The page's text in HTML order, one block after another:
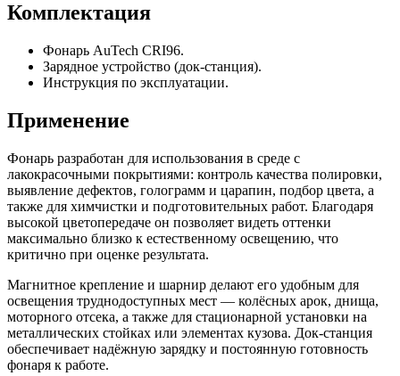
Комплектация
Фонарь AuTech CRI96.
Зарядное устройство (док-станция).
Инструкция по эксплуатации.
Применение
Фонарь разработан для использования в среде с
лакокрасочными покрытиями: контроль качества полировки,
выявление дефектов, голограмм и царапин, подбор цвета, а
также для химчистки и подготовительных работ. Благодаря
высокой цветопередаче он позволяет видеть оттенки
максимально близко к естественному освещению, что
критично при оценке результата.
Магнитное крепление и шарнир делают его удобным для
освещения труднодоступных мест — колёсных арок, днища,
моторного отсека, а также для стационарной установки на
металлических стойках или элементах кузова. Док-станция
обеспечивает надёжную зарядку и постоянную готовность
фонаря к работе.